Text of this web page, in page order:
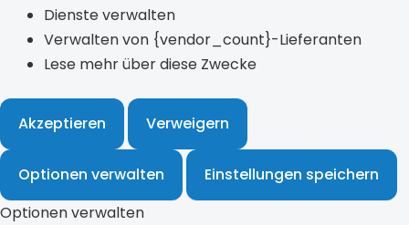
Dienste verwalten
Verwalten von {vendor_count}-Lieferanten
Lese mehr über diese Zwecke
Akzeptieren Verweigern
Optionen verwalten
Einstellungen speichern
Optionen verwalten